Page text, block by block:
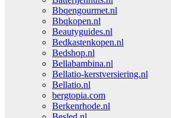
Bbqengourmet.nl
Bbqkopen.nl
Beautyguides.nl
Bedkastenkopen.nl
Bedshop.nl
Bellabambina.nl
Bellatio-kerstversiering.nl
Bellatio.nl
bergtopia.com
Berkenrhode.nl